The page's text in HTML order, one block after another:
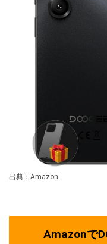
出典：Amazon
Amazonで